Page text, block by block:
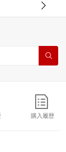
購入履歴